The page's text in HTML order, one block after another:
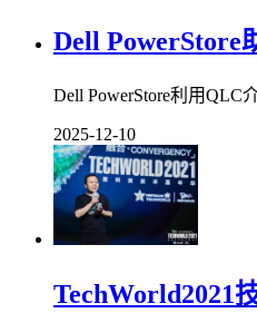
Dell PowerStore
Dell PowerStore利用
2025-12-10
TechWorld2021